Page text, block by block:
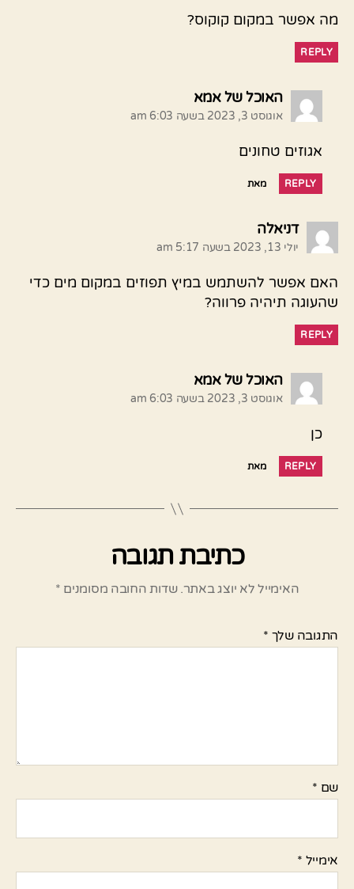
מה אפשר במקום קוקוס?
REPLY
האוכל של אמא
אוגוסט 3, 2023 בשעה 6:03 am
אגוזים טחונים
REPLY מאת
דניאלה
יולי 13, 2023 בשעה 5:17 am
האם אפשר להשתמש במיץ תפוזים במקום מים כדי
שהעוגה תיהיה פרווה?
REPLY
האוכל של אמא
אוגוסט 3, 2023 בשעה 6:03 am
כן
REPLY מאת
כתיבת תגובה
האימייל לא יוצג באתר. שדות החובה מסומנים *
התגובה שלך *
שם *
אימייל *